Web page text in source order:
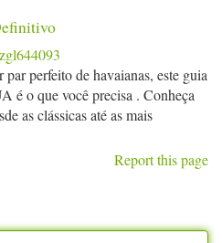
perfeito de havaianas, este guia
é o que você precisa . Conheça
as clássicas até as mais
Report this page